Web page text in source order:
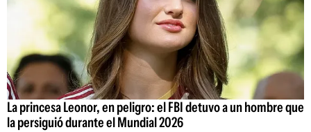
La princesa Leonor, en peligro: el FBI detuvo a un hombre que
la persiguió durante el Mundial 2026